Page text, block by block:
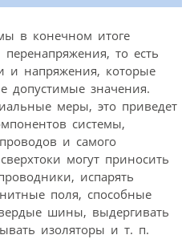
в конечном итоге
то есть
и напряжения, которые
значения.
меры, это приведет
системы,
и самого
могут приносить
испарять
поля, способные
шины, выдергивать
изоляторы и т. п.